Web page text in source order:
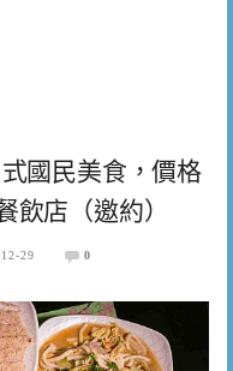
國民美食，價格
飲店（邀約）
29 0